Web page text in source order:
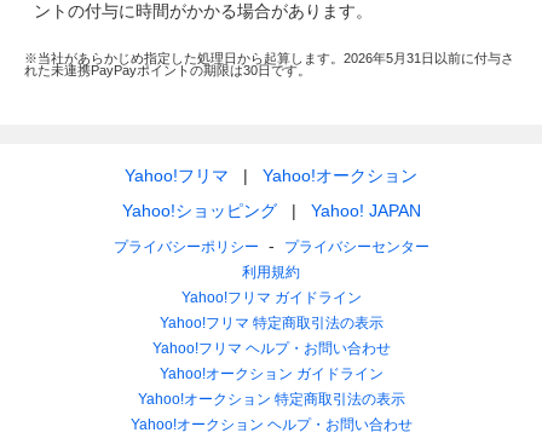
ントの付与に時間がかかる場合があります。
※当社があらかじめ指定した処理日から起算します。2026年5月31日以前に付与さ
れた未連携PayPayポイントの期限は30日です。
Yahoo!フリマ
Yahoo!オークション
Yahoo!ショッピング
Yahoo! JAPAN
プライバシーポリシー
プライバシーセンター
利用規約
Yahoo!フリマ ガイドライン
Yahoo!フリマ 特定商取引法の表示
Yahoo!フリマ ヘルプ・お問い合わせ
Yahoo!オークション ガイドライン
Yahoo!オークション 特定商取引法の表示
Yahoo!オークション ヘルプ・お問い合わせ